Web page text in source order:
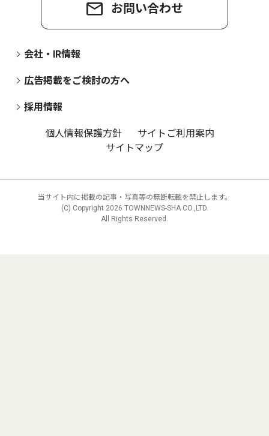
お問い合わせ
会社・IR情報
広告掲載をご検討の方へ
採用情報
個人情報保護方針
サイトご利用案内
サイトマップ
当サイト内に掲載の記事・写真等の無断転載を禁止します。
(C) Copyright 2026 TOWNNEWS-SHA CO.,LTD.
All Rights Reserved.